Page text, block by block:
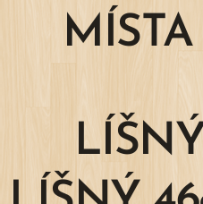
MÍSTA